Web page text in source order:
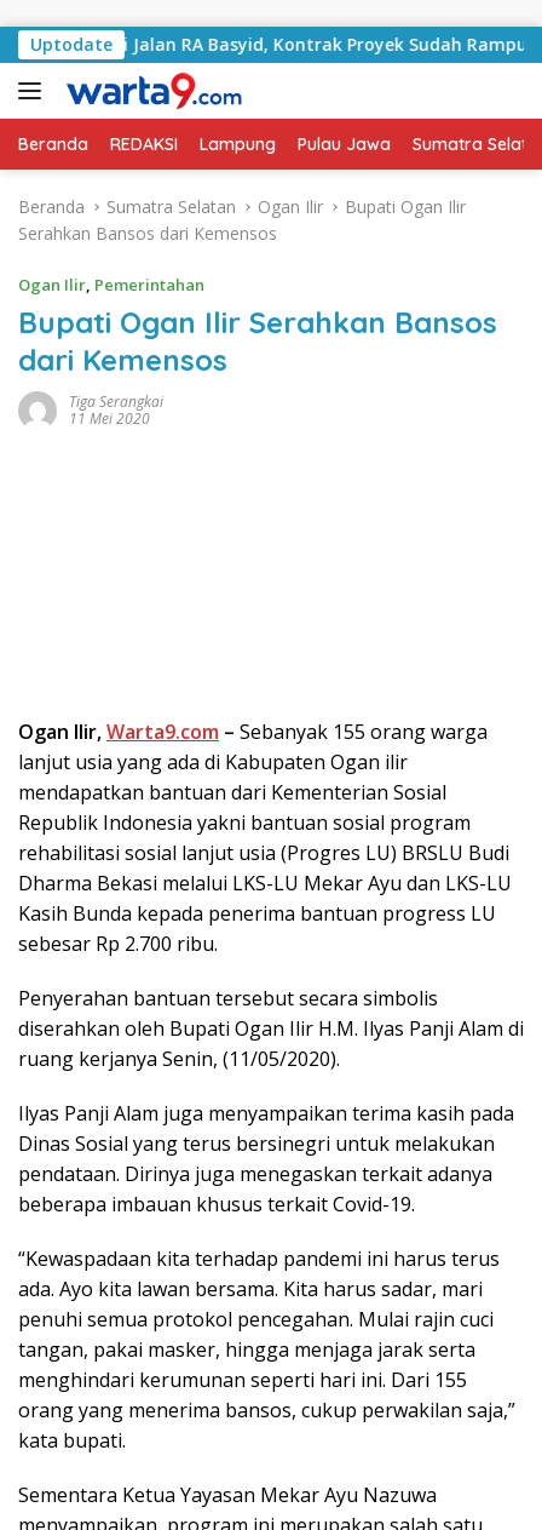
Uptodate
Jalan RA Basyid, Kontrak Proyek Sudah Rampung
Beranda REDAKSI Lampung Pulau Jawa Sumatra
Beranda Sumatra Selatan Ogan Ilir
Bupati Ogan Ilir
Serahkan Bansos dari Kemensos
Ogan Ilir, Pemerintahan
Bupati Ogan Ilir Serahkan Bansos
dari Kemensos
Tiga Serangkai
11 Mei 2020
Ogan Ilir,Warta9.com – Sebanyak 155 orang warga
lanjut usia yang ada di Kabupaten Ogan ilir
mendapatkan bantuan dari Kementerian Sosial
Republik Indonesia yakni bantuan sosial program
rehabilitasi sosial lanjut usia (Progres LU) BRSLU Budi
Dharma Bekasi melalui LKS-LU Mekar Ayu dan LKS-LU
Kasih Bunda kepada penerima bantuan progress LU
sebesar Rp 2.700 ribu.
Penyerahan bantuan tersebut secara simbolis
diserahkan oleh Bupati Ogan Ilir H.M. Ilyas Panji Alam di
ruang kerjanya Senin, (11/05/2020).
Ilyas Panji Alam juga menyampaikan terima kasih pada
Dinas Sosial yang terus bersinegri untuk melakukan
pendataan. Dirinya juga menegaskan terkait adanya
beberapa imbauan khusus terkait Covid-19.
“Kewaspadaan kita terhadap pandemi ini harus terus
ada. Ayo kita lawan bersama. Kita harus sadar, mari
penuhi semua protokol pencegahan. Mulai rajin cuci
tangan, pakai masker, hingga menjaga jarak serta
menghindari kerumunan seperti hari ini. Dari 155
orang yang menerima bansos, cukup perwakilan saja,”
kata bupati.
Sementara Ketua Yayasan Mekar Ayu Nazuwa